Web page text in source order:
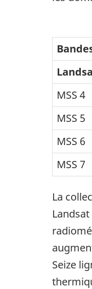
MSS 4
MSS 5
MSS 6
MSS 7
La
Seize